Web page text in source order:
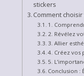
stickers
Comment
1.
2. Révélez
3. Allier
4. Créez vos
5.
Conclusion :